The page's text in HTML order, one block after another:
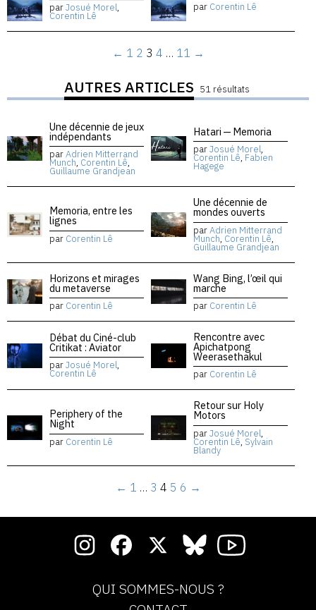
parJosué Morel,
Corentin Lê
par Corentin Lê
← 1 2 3 4 … 11 →
AUTRES ARTICLES 51 résultats
Une décennie de jeux
indépendants
parAdrien Mitterrand
Munch, Corentin Lê,
Guillaume Grandjean
Hatari — Memoria
parJosué Morel,
Corentin Lê, Fabien
Hagege
Memoria, entre les
lignes
par Corentin Lê
Une décennie de
mondes ouverts
parAdrien Mitterrand
Munch, Corentin Lê,
Guillaume Grandjean
Horizons et mirages
du metaverse
par Corentin Lê
Wang Bing, l’œil qui
marche
par Corentin Lê
Débat du Ciné-club
Critikat : Aviator
parJosué Morel,
Corentin Lê
Rencontre avec
Apichatpong
Weerasethakul
par Corentin Lê
Periphery of the
Night
par Corentin Lê
Retour sur Holy
Motors
parJosué Morel,
Corentin Lê, Sylvain
Blandy
← 1 … 3 4 5 6 →
QUI SOMMES-NOUS ?